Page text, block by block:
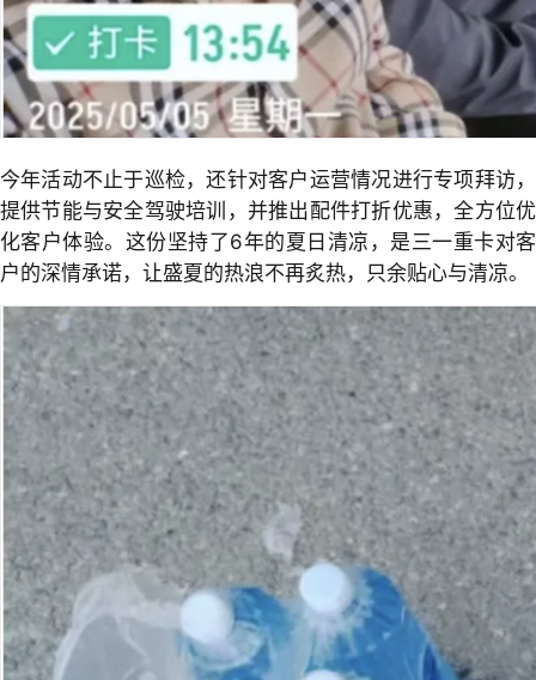
今年活动不止于巡检，还针对客户运营情况进行专项拜访，
提供节能与安全驾驶培训，并推出配件打折优惠，全方位优
化客户体验。这份坚持了6年的夏日清凉，是三一重卡对客
户的深情承诺，让盛夏的热浪不再炙热，只余贴心与清凉。